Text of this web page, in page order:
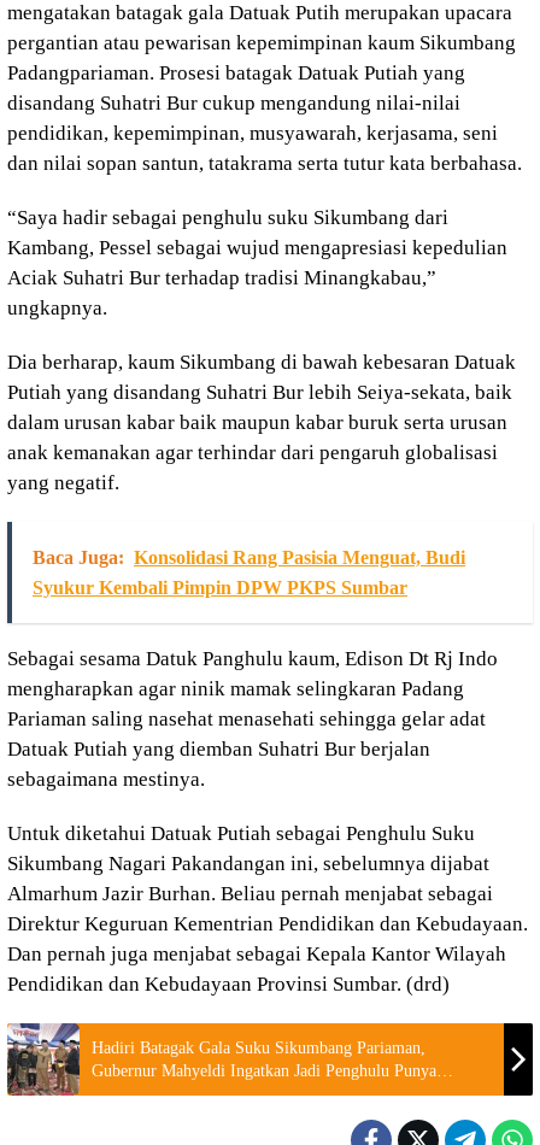
mengatakan batagak gala Datuak Putih merupakan upacara
pergantian atau pewarisan kepemimpinan kaum Sikumbang
Padangpariaman. Prosesi batagak Datuak Putiah yang
disandang Suhatri Bur cukup mengandung nilai-nilai
pendidikan, kepemimpinan, musyawarah, kerjasama, seni
dan nilai sopan santun, tatakrama serta tutur kata berbahasa.
“Saya hadir sebagai penghulu suku Sikumbang dari
Kambang, Pessel sebagai wujud mengapresiasi kepedulian
Aciak Suhatri Bur terhadap tradisi Minangkabau,”
ungkapnya.
Dia berharap, kaum Sikumbang di bawah kebesaran Datuak
Putiah yang disandang Suhatri Bur lebih Seiya-sekata, baik
dalam urusan kabar baik maupun kabar buruk serta urusan
anak kemanakan agar terhindar dari pengaruh globalisasi
yang negatif.
Baca Juga: Konsolidasi Rang Pasisia Menguat, Budi
Syukur Kembali Pimpin DPW PKPS Sumbar
Sebagai sesama Datuk Panghulu kaum, Edison Dt Rj Indo
mengharapkan agar ninik mamak selingkaran Padang
Pariaman saling nasehat menasehati sehingga gelar adat
Datuak Putiah yang diemban Suhatri Bur berjalan
sebagaimana mestinya.
Untuk diketahui Datuak Putiah sebagai Penghulu Suku
Sikumbang Nagari Pakandangan ini, sebelumnya dijabat
Almarhum Jazir Burhan. Beliau pernah menjabat sebagai
Direktur Keguruan Kementrian Pendidikan dan Kebudayaan.
Dan pernah juga menjabat sebagai Kepala Kantor Wilayah
Pendidikan dan Kebudayaan Provinsi Sumbar. (drd)
Hadiri Batagak Gala Suku Sikumbang Pariaman,
Gubernur Mahyeldi Ingatkan Jadi Penghulu Punya
Tanggungjawab Besar